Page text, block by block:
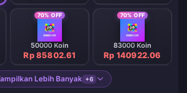
70% OFF
50000 Koin
Rp 85802.61
70% OFF
83000 Koin
Rp 140922.06
Lebih Banyak +6